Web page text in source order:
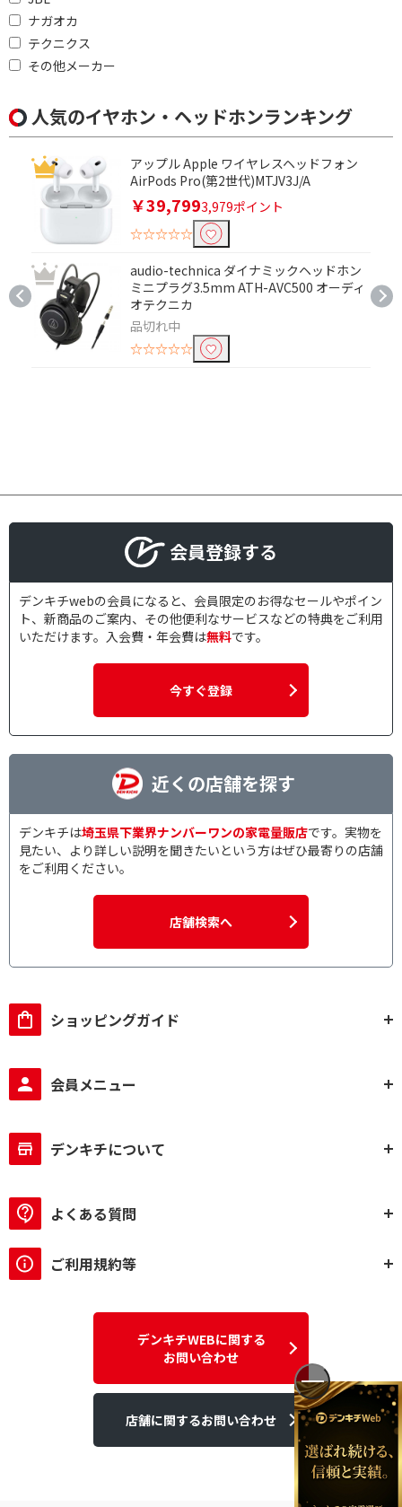
ナガオカ
テクニクス
その他メーカー
人気のイヤホン・ヘッドホンランキング
アップル Apple ワイヤレスヘッドフォン
AirPods Pro(第2世代)MTJV3J/A
￥39,7993,979ポイント
☆☆☆☆☆
audio-technica ダイナミックヘッドホン
ミニプラグ3.5mm ATH-AVC500 オーディ
オテクニカ
品切れ中
☆☆☆☆☆
会員登録する
デンキチwebの会員になると、会員限定のお得なセールやポイン
ト、新商品のご案内、その他便利なサービスなどの特典をご利用
いただけます。入会費・年会費は無料です。
今すぐ登録
近くの店舗を探す
デンキチは埼玉県下業界ナンバーワンの家電量販店です。実物を
見たい、より詳しい説明を聞きたいという方はぜひ最寄りの店舗
をご利用ください。
店舗検索へ
ショッピングガイド
会員メニュー
デンキチについて
よくある質問
ご利用規約等
デンキチWEBに関する
お問い合わせ
店舗に関するお問い合わせ